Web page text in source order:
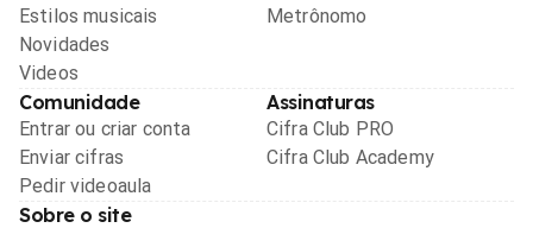
Estilos musicais
Novidades
Videos
Metrônomo
Comunidade
Entrar ou criar conta
Enviar cifras
Pedir videoaula
Assinaturas
Cifra Club PRO
Cifra Club Academy
Sobre o site